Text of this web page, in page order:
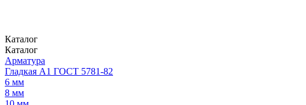
Каталог
Каталог
Арматура
Гладкая А1 ГОСТ 5781-82
6 мм
8 мм